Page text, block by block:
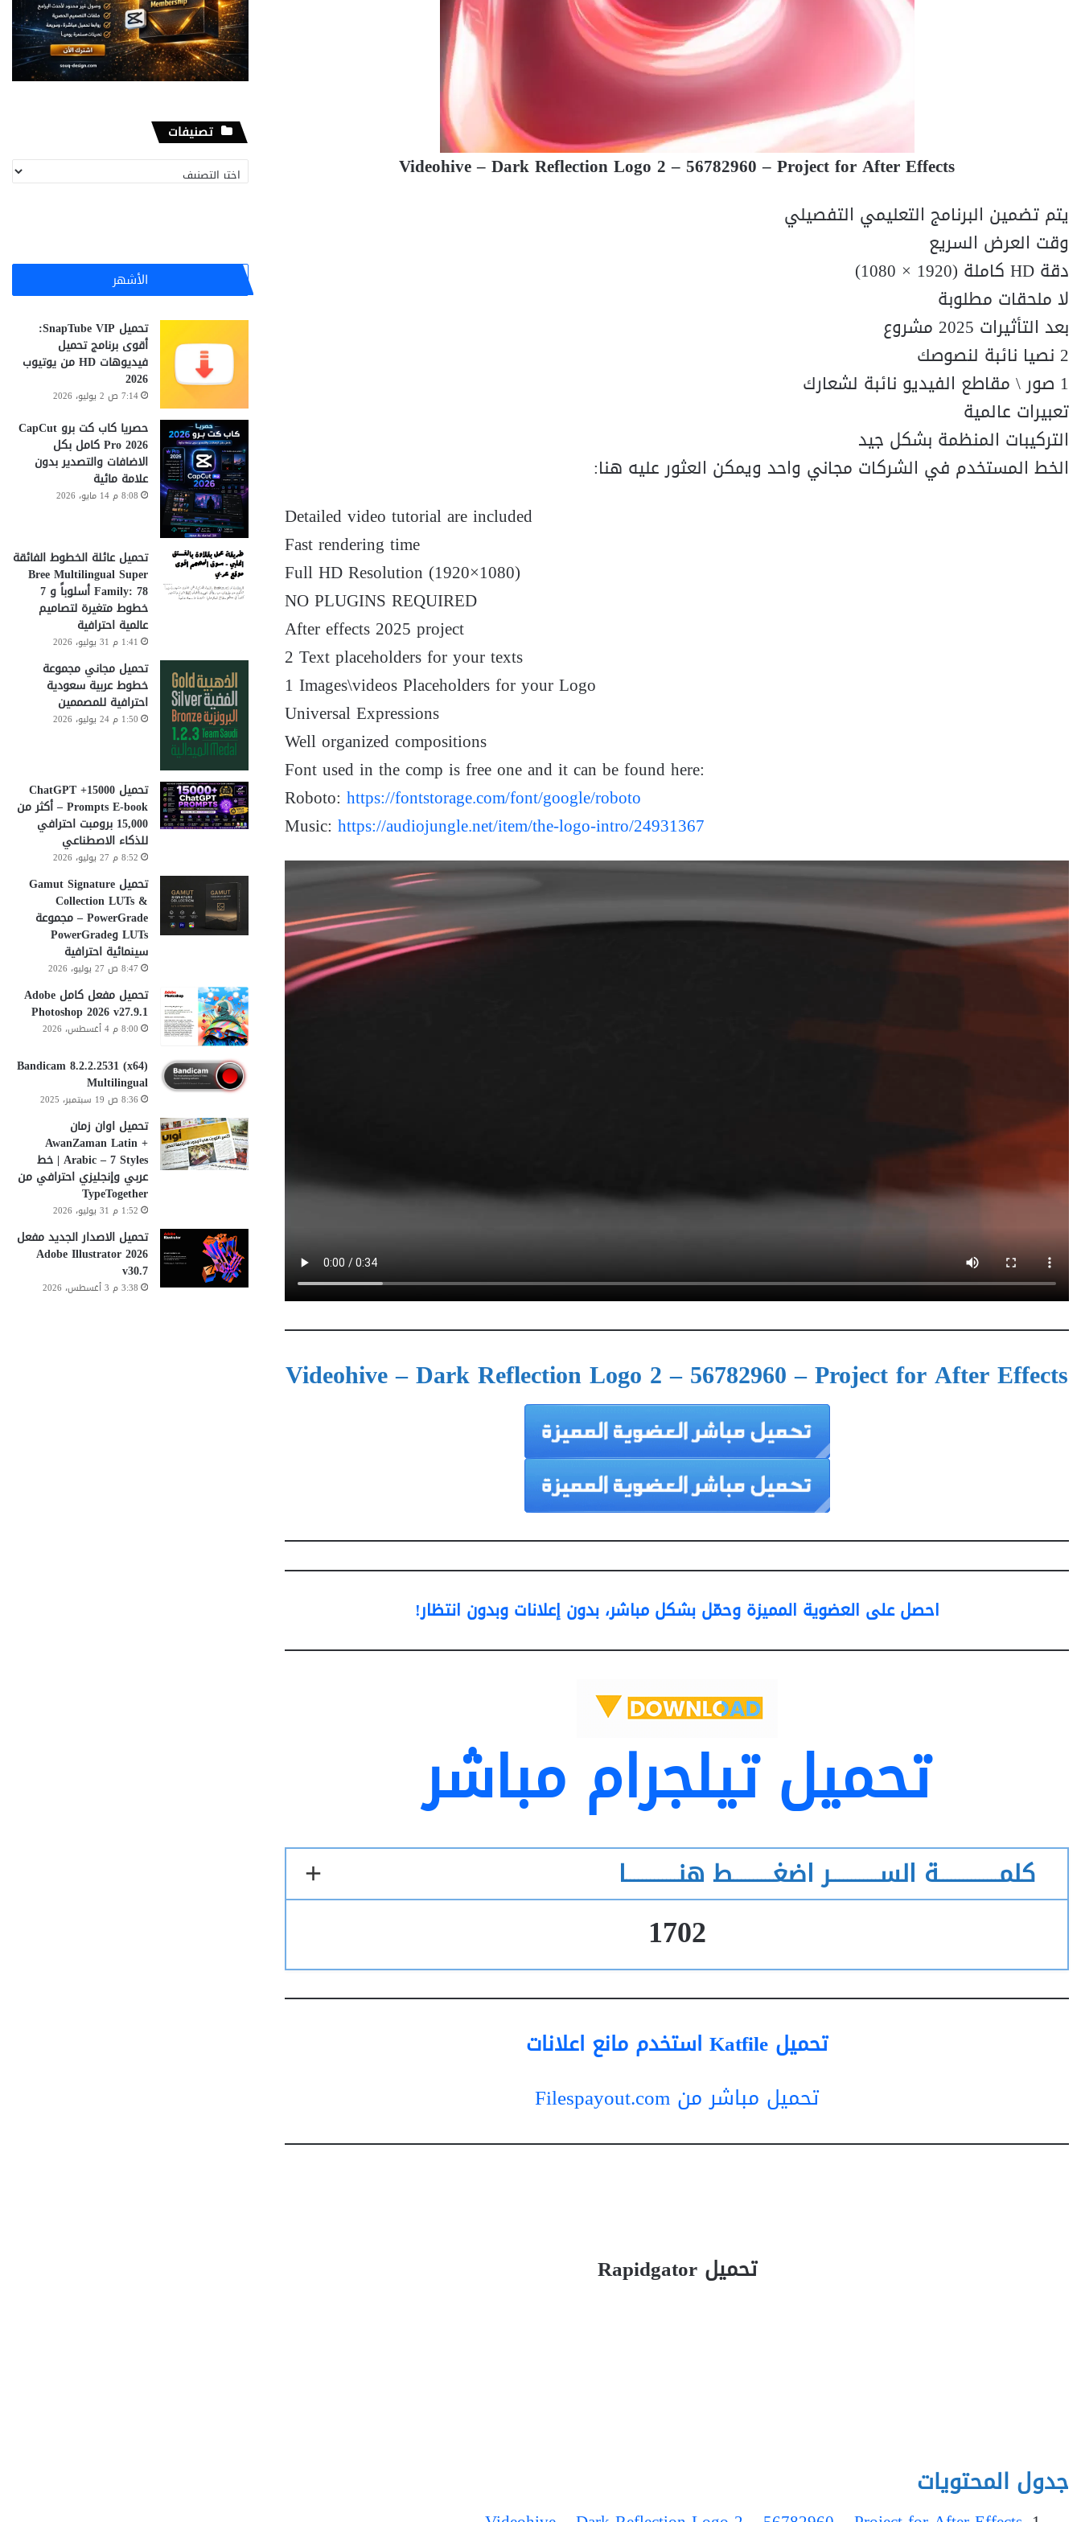
Videohive – Dark Reflection Logo 2 – 56782960 – Project for After Effects
يتم تضمين البرنامج التعليمي التفصيلي
وقت العرض السريع
دقة HD كاملة (1920 × 1080)
لا ملحقات مطلوبة
بعد التأثيرات 2025 مشروع
2 نصيا نائبة لنصوصك
1 صور \ مقاطع الفيديو نائبة لشعارك
تعبيرات عالمية
التركيبات المنظمة بشكل جيد
الخط المستخدم في الشركات مجاني واحد ويمكن العثور عليه هنا:
Detailed video tutorial are included
Fast rendering time
Full HD Resolution (1920×1080)
NO PLUGINS REQUIRED
After effects 2025 project
2 Text placeholders for your texts
1 Images\videos Placeholders for your Logo
Universal Expressions
Well organized compositions
Font used in the comp is free one and it can be found here:
Roboto:https://fontstorage.com/font/google/roboto
Music:https://audiojungle.net/item/the-logo-intro/24931367
Videohive – Dark Reflection Logo 2 – 56782960 – Project for After Effects
احصل على العضوية المميزة وحمّل بشكل مباشر، بدون إعلانات وبدون انتظار!
تحميل تيلجرام مباشر
كلمـــــــــــــــة الســــــــــــر اضغــــــــــط هنـــــــــــــا
1702
تحميل Katfile استخدم مانع اعلانات
تحميل مباشر من Filespayout.com
تحميل Rapidgator
جدول المحتويات
تصنيفات
تصنيفات
الأشهر
تحميل SnapTube VIP:
أقوى برنامج تحميل
فيديوهات HD من يوتيوب
2026
7:14 ص 2 يوليو، 2026
حصريا كاب كت برو CapCut
Pro 2026 كامل بكل
الاضافات والتصدير بدون
علامة مائية
8:08 م 14 مايو، 2026
تحميل عائلة الخطوط الفائقة
Bree Multilingual Super
Family: 78 أسلوباً و 7
خطوط متغيرة لتصاميم
عالمية احترافية
1:41 م 31 يوليو، 2026
تحميل مجاني مجموعة
خطوط عربية سعودية
احترافية للمصممين
1:50 م 24 يوليو، 2026
تحميل 15000+ ChatGPT
Prompts E-book – أكثر من
15,000 برومبت احترافي
للذكاء الاصطناعي
8:52 م 27 يوليو، 2026
تحميل Gamut Signature
Collection LUTs &
PowerGrade – مجموعة
LUTs وPowerGrade
سينمائية احترافية
8:47 ص 27 يوليو، 2026
تحميل مفعل كامل Adobe
Photoshop 2026 v27.9.1
8:00 م 4 أغسطس، 2026
Bandicam 8.2.2.2531 (x64)
Multilingual
8:36 ص 19 سبتمبر، 2025
تحميل اوان زمان
AwanZaman Latin +
Arabic – 7 Styles | خط
عربي وإنجليزي احترافي من
TypeTogether
1:52 م 31 يوليو، 2026
تحميل الاصدار الجديد مفعل
Adobe Illustrator 2026
v30.7
3:38 م 3 أغسطس، 2026